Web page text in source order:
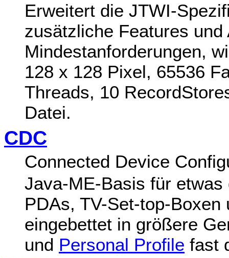
Erweitert die JTWI-
zusätzliche Features
Mindestanforderungen,
128 x 128 Pixel, 65536
Threads, 10
Datei.
CDC
Connected Device
Java-ME-Basis für
PDAs, TV-Set-top-
eingebettet in größere
und Personal Profile fast